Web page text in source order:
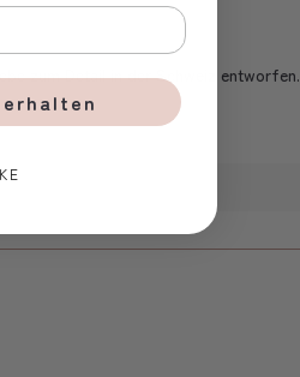
zum Detail in der Schweiz entworfen.